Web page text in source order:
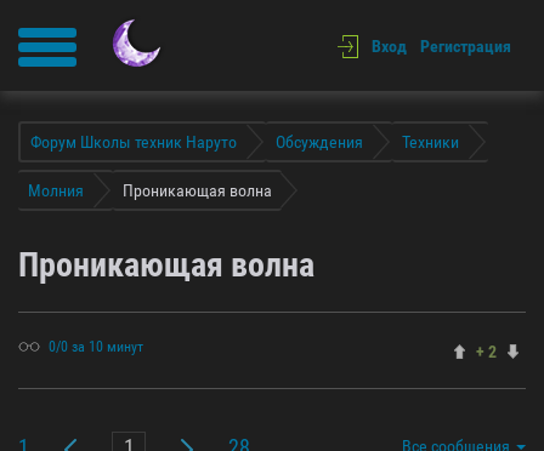
Вход Регистрация
Форум Школы техник Наруто Обсуждения Техники
Молния Проникающая волна
Проникающая волна
0/0 за 10 минут + 2
Все сообщения